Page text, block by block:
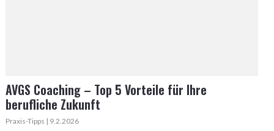
AVGS Coaching – Top 5 Vorteile für Ihre
berufliche Zukunft
Praxis-Tipps | 9.2.2026